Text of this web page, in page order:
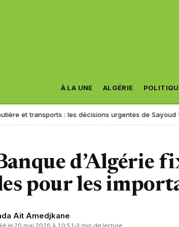
À LA UNE ALGÉRIE
: les décisions urgentes de Sayoud face aux
d’Algérie
pour les
Ait Amedjkane
le 20 mai 2026 à 10:51 3 min de lecture